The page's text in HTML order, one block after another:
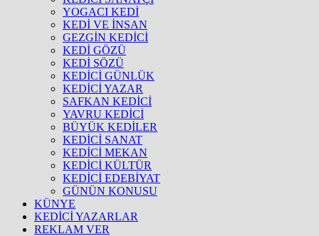
YOGACI KEDİ
KEDİ VE İNSAN
GEZGİN KEDİCİ
KEDİ GÖZÜ
KEDİ SÖZÜ
KEDİCİ GÜNLÜK
KEDİCİ YAZAR
SAFKAN KEDİCİ
YAVRU KEDİCİ
BÜYÜK KEDİLER
KEDİCİ SANAT
KEDİCİ MEKAN
KEDİCİ KÜLTÜR
KEDİCİ EDEBİYAT
GÜNÜN KONUSU
KÜNYE
KEDİCİ YAZARLAR
REKLAM VER